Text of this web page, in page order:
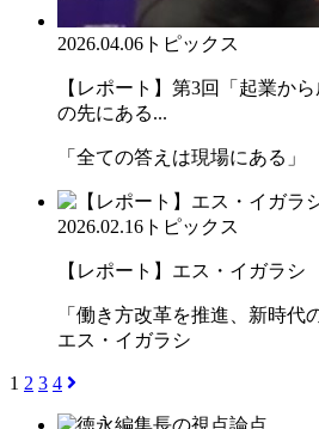
2026.04.06 トピックス
【レポート】第3回「起業か
の先にある...
「全ての答えは現場にある」
2026.02.16 トピックス
【レポート】エス・イガラシ
「働き方改革を推進、新時
エス・イガラシ
1 2 3 4